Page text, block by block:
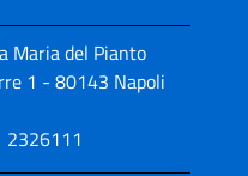
Maria del Pianto
1 - 80143 Napoli
2326111